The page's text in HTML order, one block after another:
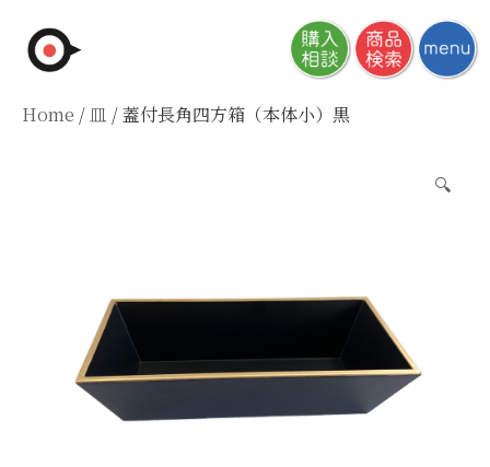
Home /皿 / 蓋付長角四方箱（本体小）黒
🔍